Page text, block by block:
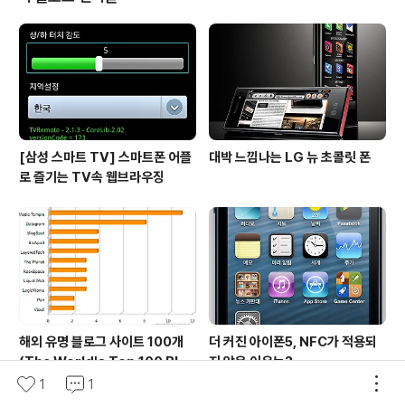
아나운서와 정인영 아나운서가 시디즈 의자 홍보 모델로
나오고 있었습니다. 예전에는 야구를 즐겨 봤는데 요즘 들
어 잘 보지 않다가 이 두 아나운서의 등장으로 안그래도 조
금씩 관심을 갖고 있었는데 시디즈라는 의자를 홍보하길래
[삼성 스마트 TV] 스마트폰 어플
로 즐기는 TV속 웹브라우징
대박 느낌나는 LG 뉴 초콜릿 폰
해외 유명 블로그 사이트 100개
(The World's Top 100 Blog
s & Their Hosts)
더 커진 아이폰5, NFC가 적용되
지 않은 이유는?
1 1